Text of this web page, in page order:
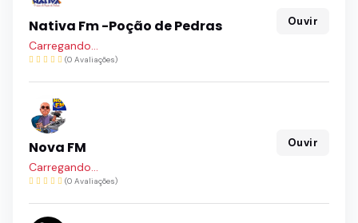
Nativa Fm -Poção de Pedras
Carregando...
(0 Avaliações)
Ouvir
Nova FM
Carregando...
(0 Avaliações)
Ouvir